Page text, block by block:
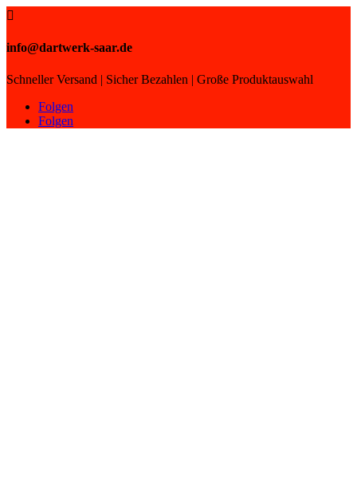

info@dartwerk-saar.de
Schneller Versand | Sicher Bezahlen | Große Produktauswahl
Folgen
Folgen